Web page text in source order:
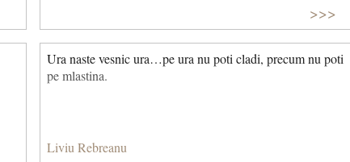
>>>
Ura naste vesnic ura…pe ura nu poti cladi, precum nu poti
pe mlastina.
Liviu Rebreanu